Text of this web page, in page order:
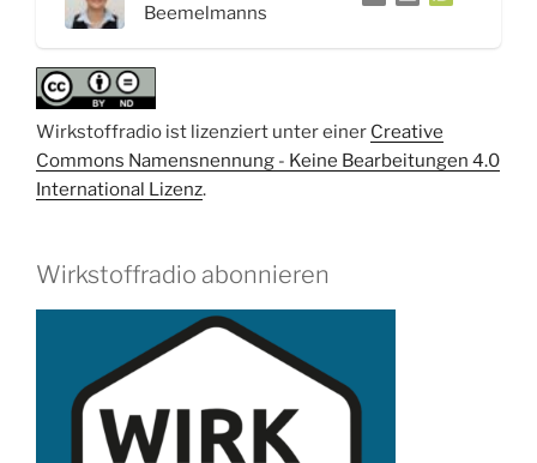
Christine
Beemelmanns
Wirkstoffradio ist lizenziert unter einer Creative
Commons Namensnennung - Keine Bearbeitungen 4.0
International Lizenz.
Wirkstoffradio abonnieren